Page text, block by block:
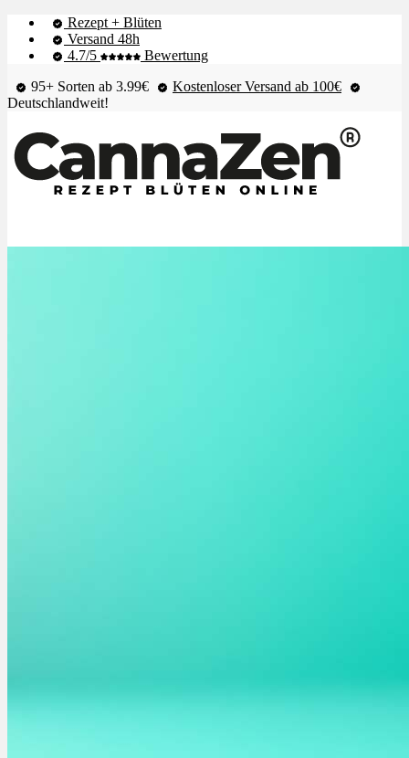
Rezept + Blüten
Versand 48h
4.7/5
Bewertung
95+ Sorten ab 3.99€
Kostenloser Versand ab 100€
Deutschlandweit!